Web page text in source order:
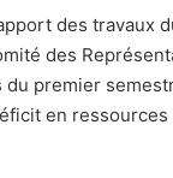
des travaux
des
premier
en ressources